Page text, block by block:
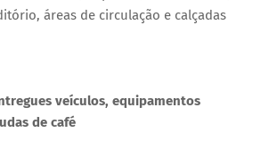
áreas de circulação e calçadas
veículos, equipamentos
de café